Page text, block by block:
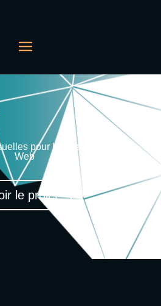
pour l’impression et le
Web
le projet